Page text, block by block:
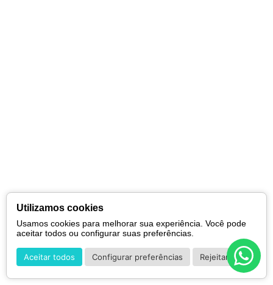
Utilizamos cookies
Usamos cookies para melhorar sua experiência. Você pode
aceitar todos ou configurar suas preferências.
Aceitar todos Configurar preferências Rejeitar